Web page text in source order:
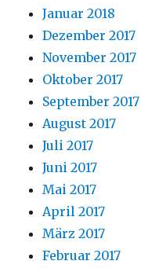
Januar 2018
Dezember 2017
November 2017
Oktober 2017
September 2017
August 2017
Juli 2017
Juni 2017
Mai 2017
April 2017
März 2017
Februar 2017